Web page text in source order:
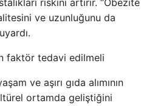
riskini artırır. “Obezite
ve uzunluğunu da
faktör tedavi edilmeli
ve aşırı gıda alımının
ortamda geliştiğini